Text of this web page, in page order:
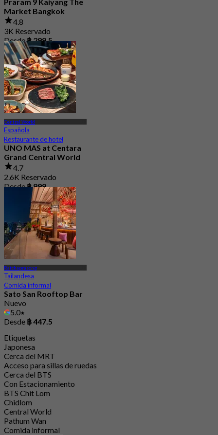
Market Bangkok
4.8
3K Reservado
Desde฿ 299.5
Central World
Española
Restaurante de hotel
UNO MAS at Centara
Grand Central World
4.7
2.6K Reservado
Desde฿ 999
Ratchaprasong
Tailandesa
Comida informal
Sato San Rooftop Bar
Nuevo
5.0
Desde ฿ 447.5
Etiquetas
Japonesa
Cerca del MRT
Acceso para sillas de ruedas
Cerca del BTS
Con Estacionamiento
BTS Chit Lom
Chidlom
Central World
Pathum Wan
Comida informal